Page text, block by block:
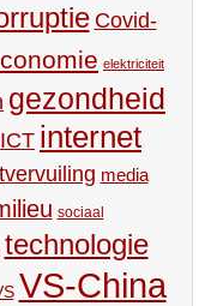
Covid-
elektriciteit
gezondheid
ICT internet
media
sociaal
technologie
VS-China